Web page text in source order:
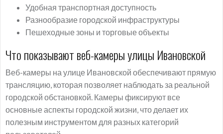
Удобная транспортная доступность
Разнообразие городской инфраструктуры
Пешеходные зоны и торговые объекты
Что показывают веб-камеры улицы Ивановской
Веб-камеры на улице Ивановской обеспечивают прямую
трансляцию, которая позволяет наблюдать за реальной
городской обстановкой. Камеры фиксируют все
основные аспекты городской жизни, что делает их
полезным инструментом для разных категорий